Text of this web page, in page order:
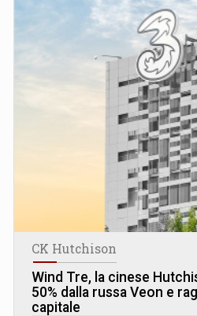
CK Hutchison
Wind Tre, la cinese
50% dalla russa Veon e
capitale